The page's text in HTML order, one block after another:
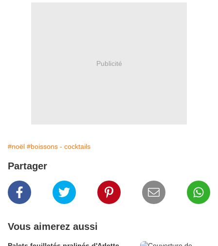
Publicité
#noël #boissons - cocktails
Partager
Vous aimerez aussi